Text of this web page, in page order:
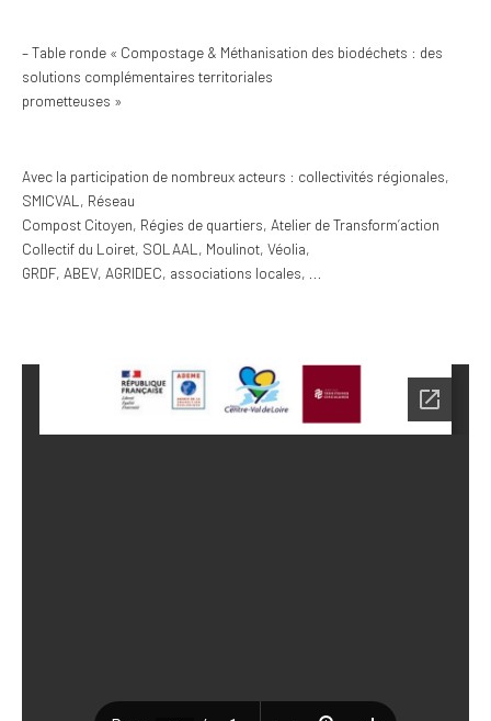
–Table ronde « Compostage & Méthanisation des biodéchets : des
solutions complémentaires territoriales
prometteuses »
Avec la participation de nombreux acteurs : collectivités régionales,
SMICVAL, Réseau
Compost Citoyen, Régies de quartiers, Atelier de Transform’action
Collectif du Loiret, SOLAAL, Moulinot, Véolia,
GRDF, ABEV, AGRIDEC, associations locales,